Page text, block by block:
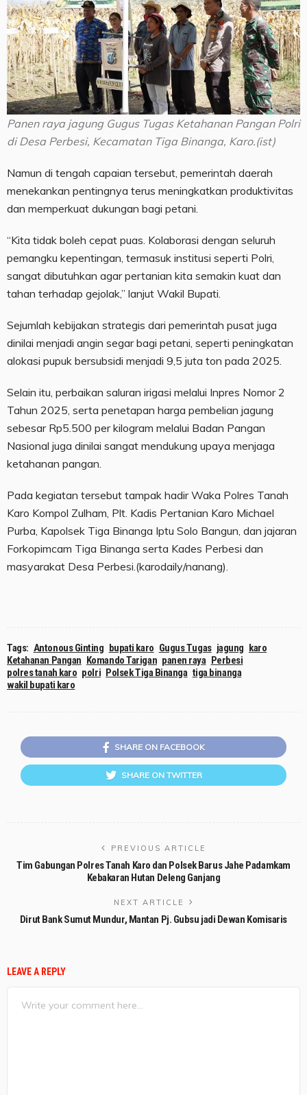
Panen raya jagung Gugus Tugas Ketahanan Pangan Polri
di Desa Perbesi, Kecamatan Tiga Binanga, Karo.(ist)
Namun di tengah capaian tersebut, pemerintah daerah
menekankan pentingnya terus meningkatkan produktivitas
dan memperkuat dukungan bagi petani.
“Kita tidak boleh cepat puas. Kolaborasi dengan seluruh
pemangku kepentingan, termasuk institusi seperti Polri,
sangat dibutuhkan agar pertanian kita semakin kuat dan
tahan terhadap gejolak,” lanjut Wakil Bupati.
Sejumlah kebijakan strategis dari pemerintah pusat juga
dinilai menjadi angin segar bagi petani, seperti peningkatan
alokasi pupuk bersubsidi menjadi 9,5 juta ton pada 2025.
Selain itu, perbaikan saluran irigasi melalui Inpres Nomor 2
Tahun 2025, serta penetapan harga pembelian jagung
sebesar Rp5.500 per kilogram melalui Badan Pangan
Nasional juga dinilai sangat mendukung upaya menjaga
ketahanan pangan.
Pada kegiatan tersebut tampak hadir Waka Polres Tanah
Karo Kompol Zulham, Plt. Kadis Pertanian Karo Michael
Purba, Kapolsek Tiga Binanga Iptu Solo Bangun, dan jajaran
Forkopimcam Tiga Binanga serta Kades Perbesi dan
masyarakat Desa Perbesi.(karodaily/nanang).
Tags: Antonous Ginting bupati karo Gugus Tugas jagung karo
Ketahanan Pangan Komando Tarigan panen raya Perbesi
polres tanah karo polri Polsek Tiga Binanga tiga binanga
wakil bupati karo
SHARE ON FACEBOOK
SHARE ON TWITTER
PREVIOUS ARTICLE
Tim Gabungan Polres Tanah Karo dan Polsek Barus Jahe Padamkam
Kebakaran Hutan Deleng Ganjang
NEXT ARTICLE
Dirut Bank Sumut Mundur, Mantan Pj. Gubsu jadi Dewan Komisaris
LEAVE A REPLY